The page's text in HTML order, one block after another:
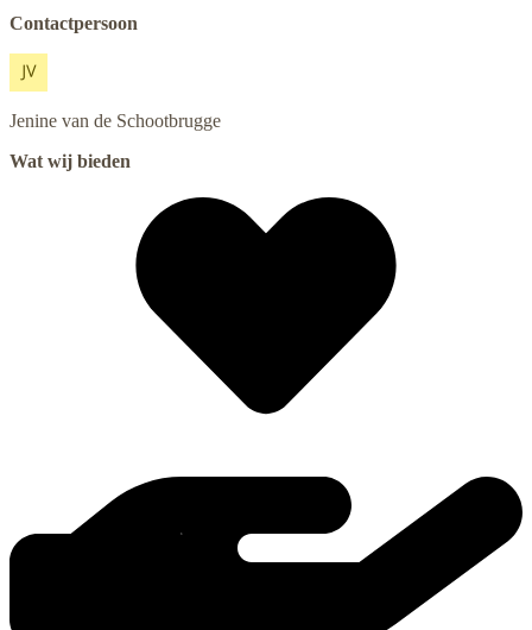
Contactpersoon
Jenine van de Schootbrugge
Wat wij bieden